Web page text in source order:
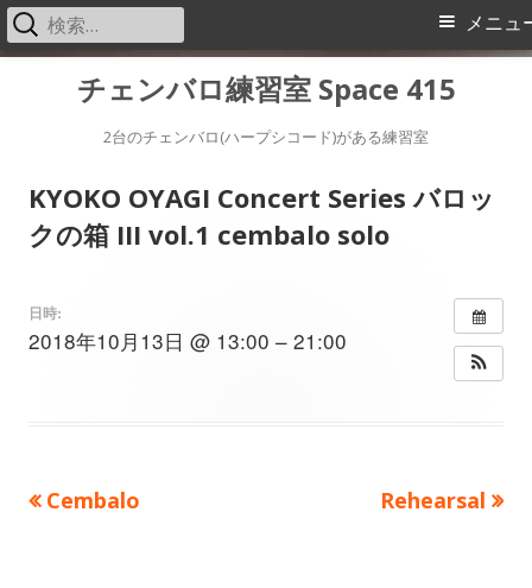
チェンバロ練習室 Space 415
2台のチェンバロ(ハープシコード)がある練習室
メ
メニュ
検
索:
KYOKO OYAGI Concert Series バロッ
クの箱 III vol.1 cembalo solo
日時:
2018年10月13日 @ 13:00 – 21:00
投前
Cembalo
次
Rehearsal